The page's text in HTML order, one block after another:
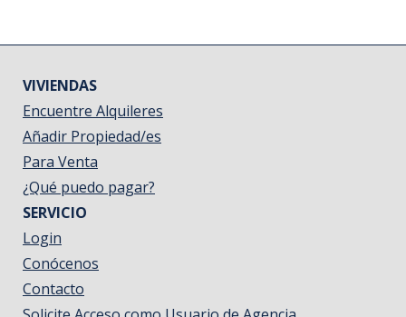
VIVIENDAS
Encuentre Alquileres
Añadir Propiedad/es
Para Venta
¿Qué puedo pagar?
SERVICIO
Login
Conócenos
Contacto